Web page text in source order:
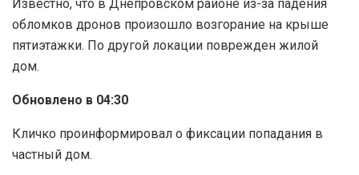
Известно, что в Днепровском районе из-за падения
обломков дронов произошло возгорание на крыше
пятиэтажки. По другой локации поврежден жилой
дом.
Обновлено в 04:30
Кличко проинформировал о фиксации попадания в
частный дом.